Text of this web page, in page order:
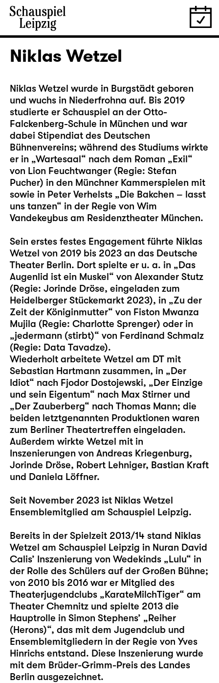
Niklas Wetzel
Niklas Wetzel wurde in Burgstädt geboren
und wuchs in Niederfrohna auf. Bis 2019
studierte er Schauspiel an der Otto-
Falckenberg-Schule in München und war
dabei Stipendiat des Deutschen
Bühnenvereins; während des Studiums wirkte
er in „Wartesaal“ nach dem Roman „Exil“
von Lion Feuchtwanger (Regie: Stefan
Pucher) in den Münchner Kammerspielen mit
sowie in Peter Verhelsts „Die Bakchen – lasst
uns tanzen“ in der Regie von Wim
Vandekeybus am Residenztheater München.
Sein erstes festes Engagement führte Niklas
Wetzel von 2019 bis 2023 an das Deutsche
Theater Berlin. Dort spielte er u. a. in „Das
Augenlid ist ein Muskel“ von Alexander Stutz
(Regie: Jorinde Dröse, eingeladen zum
Heidelberger Stückemarkt 2023), in „Zu der
Zeit der Königinmutter“ von Fiston Mwanza
Mujila (Regie: Charlotte Sprenger) oder in
„jedermann (stirbt)“ von Ferdinand Schmalz
(Regie: Data Tavadze).
Wiederholt arbeitete Wetzel am DT mit
Sebastian Hartmann zusammen, in „Der
Idiot“ nach Fjodor Dostojewski, „Der Einzige
und sein Eigentum“ nach Max Stirner und
„Der Zauberberg“ nach Thomas Mann; die
beiden letztgenannten Produktionen waren
zum Berliner Theatertreffen eingeladen.
Außerdem wirkte Wetzel mit in
Inszenierungen von Andreas Kriegenburg,
Jorinde Dröse, Robert Lehniger, Bastian Kraft
und Daniela Löffner.
Seit November 2023 ist Niklas Wetzel
Ensemblemitglied am Schauspiel Leipzig.
Bereits in der Spielzeit 2013/14 stand Niklas
Wetzel am Schauspiel Leipzig in Nuran David
Calis’ Inszenierung von Wedekinds „Lulu“ in
der Rolle des Schülers auf der Großen Bühne;
von 2010 bis 2016 war er Mitglied des
Theaterjugendclubs „KarateMilchTiger“ am
Theater Chemnitz und spielte 2013 die
Hauptrolle in Simon Stephens’ „Reiher
(Herons)“, das mit dem Jugendclub und
Ensemblemitgliedern in der Regie von Yves
Hinrichs entstand. Diese Inszenierung wurde
mit dem Brüder-Grimm-Preis des Landes
Berlin ausgezeichnet.